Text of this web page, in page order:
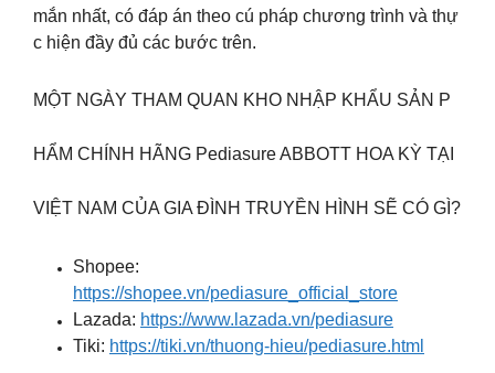
mắn nhất, có đáp án theo cú pháp chương trình và thự
c hiện đầy đủ các bước trên.
MỘT NGÀY THAM QUAN KHO NHẬP KHẨU SẢN P
HẨM CHÍNH HÃNG Pediasure ABBOTT HOA KỲ TẠI
VIỆT NAM CỦA GIA ĐÌNH TRUYỀN HÌNH SẼ CÓ GÌ?
Shopee:
https://shopee.vn/pediasure_official_store
Lazada: https://www.lazada.vn/pediasure
Tiki: https://tiki.vn/thuong-hieu/pediasure.html